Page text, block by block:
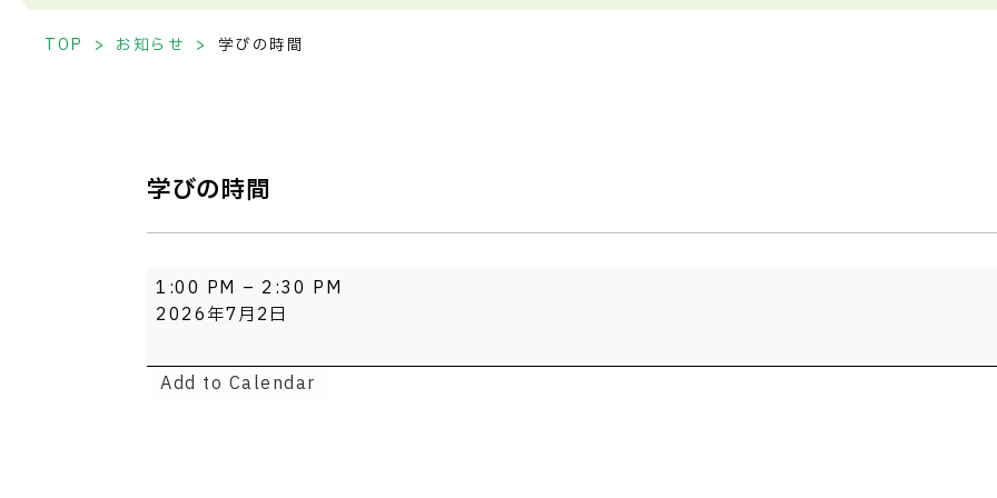
TOP お知らせ 学びの時間
学びの時間
学
び
間
1:00 PM – 2:30 PM
2026年7月2日
Add to Calendar